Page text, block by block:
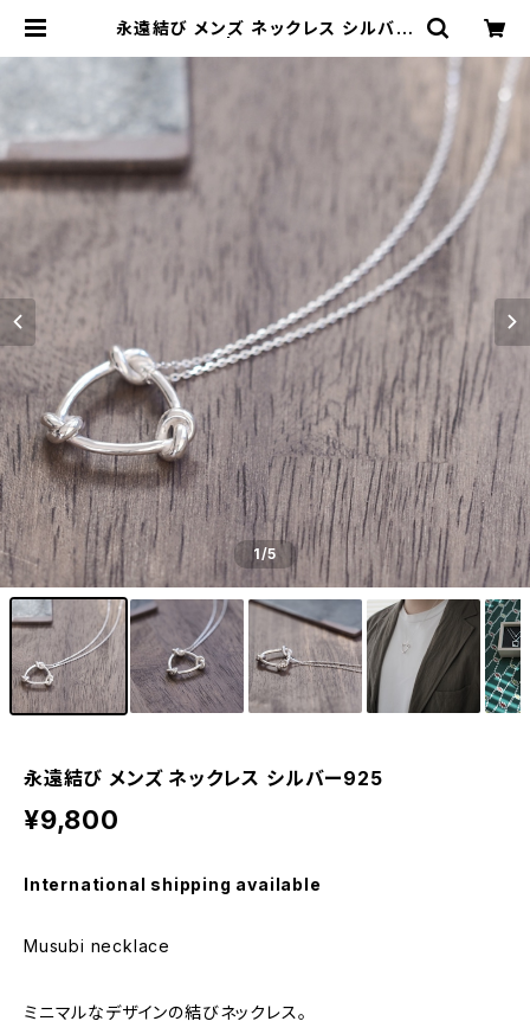
永遠結び メンズ ネックレス シルバー
1/5
永遠結び メンズ ネックレス シルバー925
¥9,800
International shipping available
Musubi necklace
ミニマルなデザインの結びネックレス。